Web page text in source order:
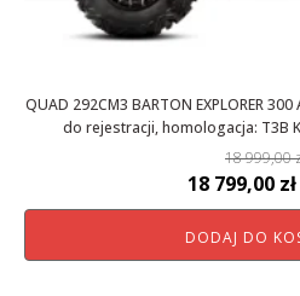
QUAD 292CM3 BARTON EXPLORER
do rejestracji, homologacja: T3B
18 999,00
Pierwotna
cena
wynosiła:
18 799,00 zł
DODAJ DO